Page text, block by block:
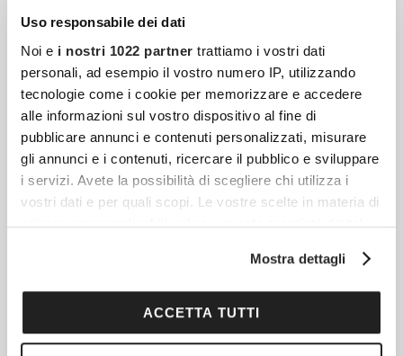
Uso responsabile dei dati
Noi e i nostri 1022 partner trattiamo i vostri dati
personali, ad esempio il vostro numero IP, utilizzando
tecnologie come i cookie per memorizzare e accedere
alle informazioni sul vostro dispositivo al fine di
pubblicare annunci e contenuti personalizzati, misurare
gli annunci e i contenuti, ricercare il pubblico e sviluppare
i servizi. Avete la possibilità di scegliere chi utilizza i
vostri dati e per quali scopi. Le vostre scelte in materia di
privacy sono applicabili solo su questa proprietà digitale
modificare o revocare il proprio consenso in qualsiasi
momento dalla Dichiarazione sui cookie o facendo clic
sull'icona di attivazione della privacy.
Mostra dettagli
ACCETTA TUTTI
Le 5 Tendenze Gioiello Per Tutto L’inverno 2025